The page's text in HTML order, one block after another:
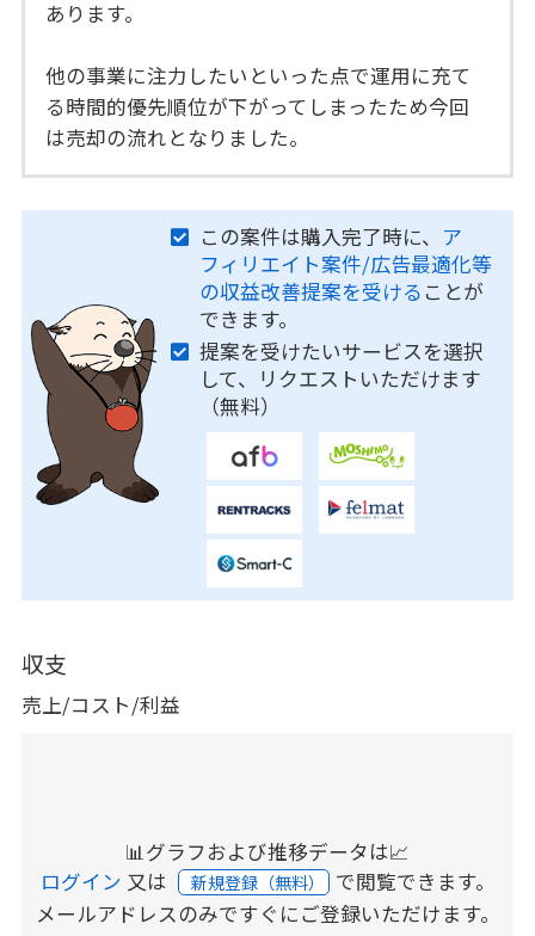
あります。
他の事業に注力したいといった点で運用に充て
る時間的優先順位が下がってしまったため今回
は売却の流れとなりました。
この案件は購入完了時に、 ア
フィリエイト案件/広告最適化等
の収益改善提案を受ける ことが
できます。
提案を受けたいサービスを選択
して、リクエストいただけます
（無料）
収支
売上/コスト/利益
📊グラフおよび推移データは📈
ログイン 又は 新規登録（無料） で閲覧できます。
メールアドレスのみですぐにご登録いただけます。